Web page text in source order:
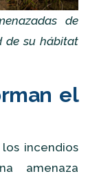
de
de su hábitat
el
incendios
amenaza